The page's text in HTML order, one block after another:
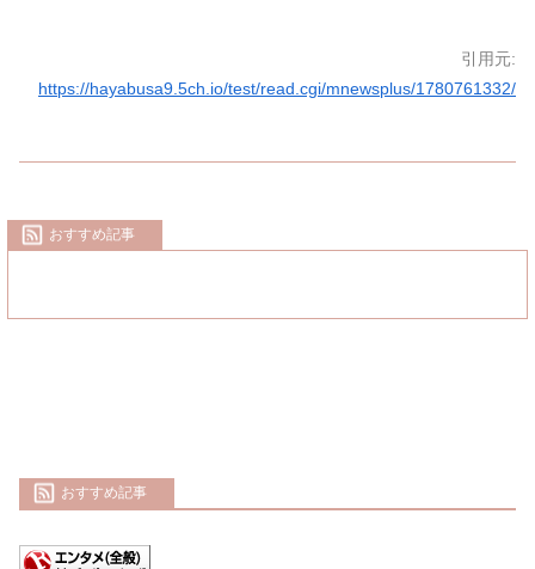
引用元:
https://hayabusa9.5ch.io/test/read.cgi/mnewsplus/1780761332/
おすすめ記事
おすすめ記事